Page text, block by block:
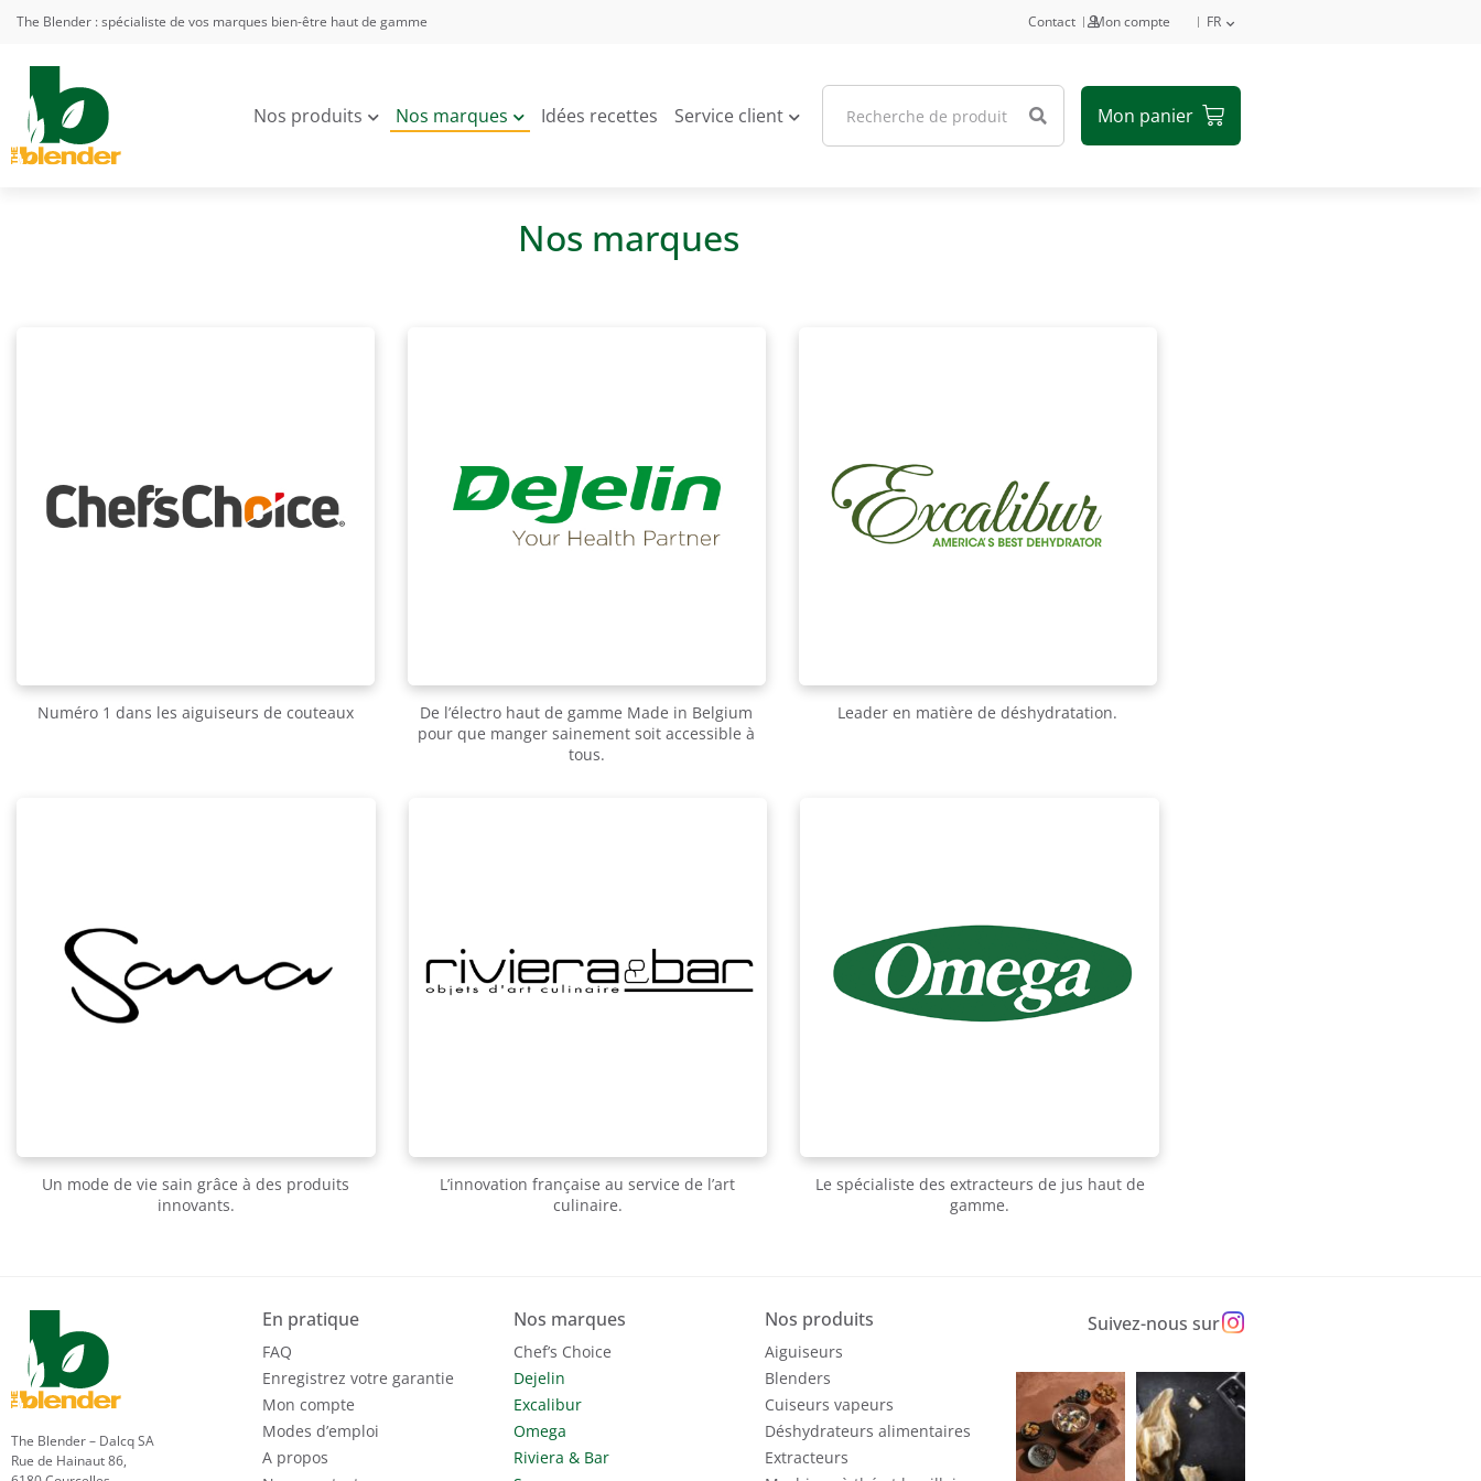
The Blender : spécialiste de vos marques bien-être haut de gamme Contact Mon compte FR
Nos produits Nos marques Idées recettes Service client
Nos marques
Numéro 1 dans les aiguiseurs de couteaux
De l’électro haut de gamme Made in Belgium
pour que manger sainement soit accessible à
tous.
Leader en matière de déshydratation.
Un mode de vie sain grâce à des produits
innovants.
L’innovation française au service de l’art
culinaire.
Le spécialiste des extracteurs de jus haut de
gamme.
The Blender – Dalcq SA
Rue de Hainaut 86,
En pratique
FAQ
Enregistrez votre garantie
Mon compte
Modes d’emploi
A propos
Nos marques
Chef’s Choice
Dejelin
Excalibur
Omega
Riviera & Bar
Nos produits
Aiguiseurs
Blenders
Cuiseurs vapeurs
Déshydrateurs alimentaires
Extracteurs
Suivez-nous sur